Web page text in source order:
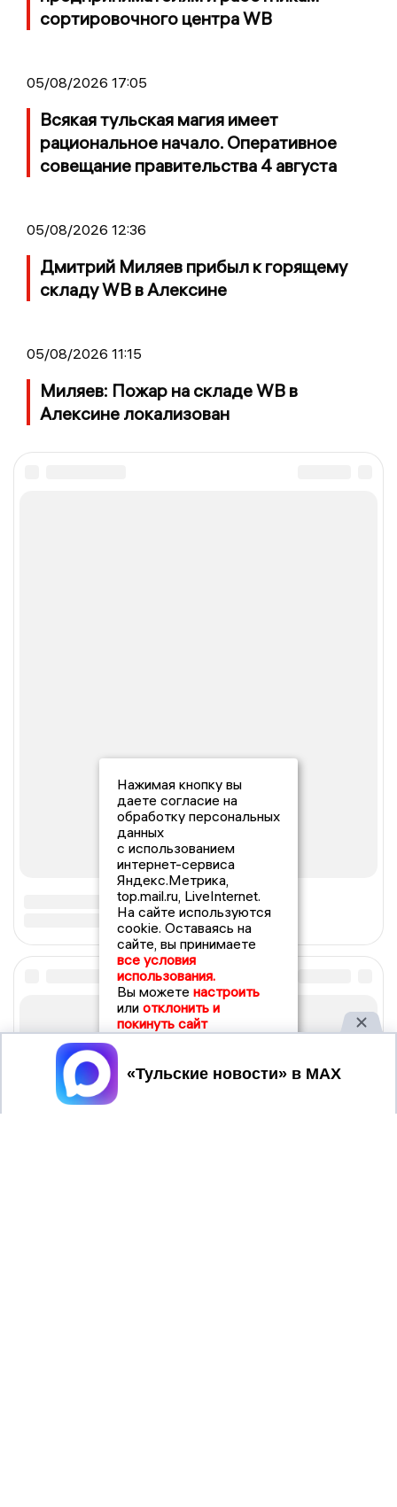
сортировочного центра WB
05/08/2026 17:05
Всякая тульская магия имеет
рациональное начало. Оперативное
совещание правительства 4 августа
05/08/2026 12:36
Дмитрий Миляев прибыл к горящему
складу WB в Алексине
05/08/2026 11:15
Миляев: Пожар на складе WB в
Алексине локализован
Нажимая кнопку вы
даете согласие на
обработку персональных
данных
с использованием
интернет-сервиса
Яндекс.Метрика,
top.mail.ru, LiveInternet.
На сайте используются
cookie. Оставаясь на
сайте, вы принимаете
все условия
использования.
Вы можете настроить
или отклонить и
покинуть сайт
Принять